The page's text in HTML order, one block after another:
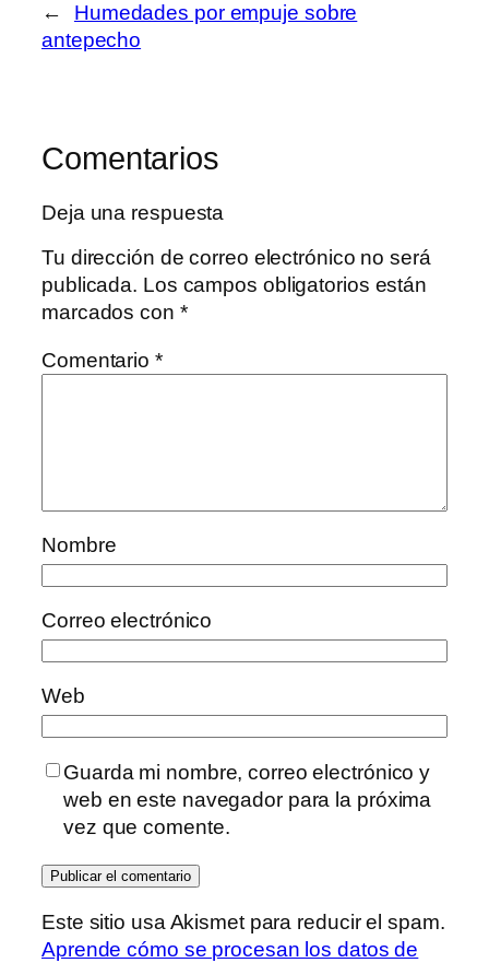
←
Humedades por empuje sobre
antepecho
Comentarios
Deja una respuesta
Tu dirección de correo electrónico no será
publicada. Los campos obligatorios están
marcados con *
Comentario *
Nombre
Correo electrónico
Web
Guarda mi nombre, correo electrónico y
web en este navegador para la próxima
vez que comente.
Este sitio usa Akismet para reducir el spam.
Aprende cómo se procesan los datos de